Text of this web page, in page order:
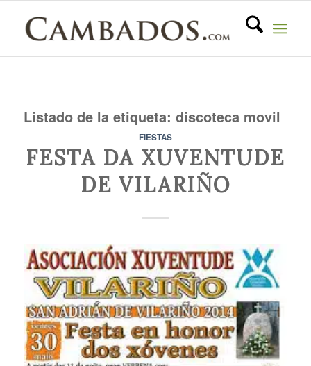
Listado de la etiqueta: discoteca movil
FIESTAS
FESTA DA XUVENTUDE
DE VILARIÑO